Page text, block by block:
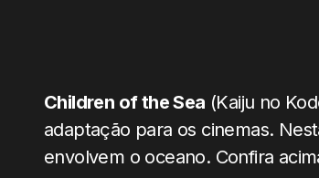
Children of the Sea (Kaiju no
adaptação para os cinemas.
envolvem o oceano. Confira